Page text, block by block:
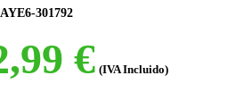
301792
€ (IVA Incluido)